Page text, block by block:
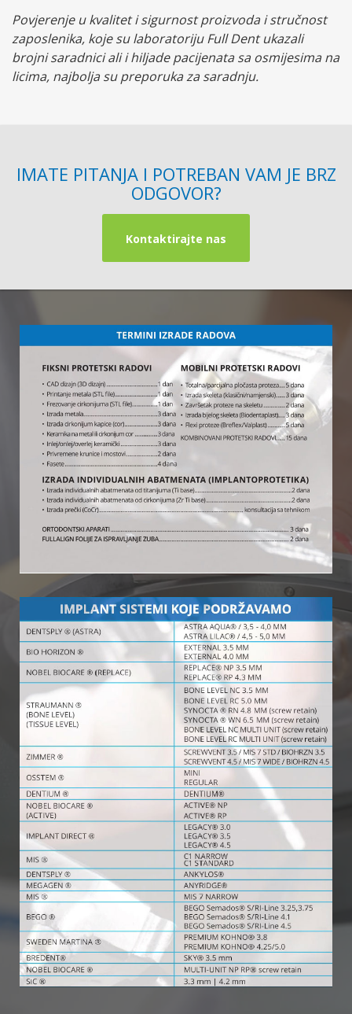
Povjerenje u kvalitet i sigurnost proizvoda i stručnost
zaposlenika, koje su laboratoriju Full Dent ukazali
brojni saradnici ali i hiljade pacijenata sa osmijesima na
licima, najbolja su preporuka za saradnju.
IMATE PITANJA I POTREBAN VAM JE BRZ
ODGOVOR?
Kontaktirajte nas